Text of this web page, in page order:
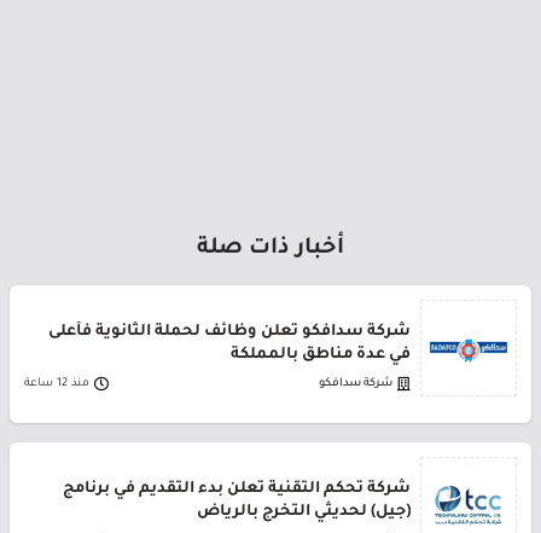
أخبار ذات صلة
شركة سدافكو تعلن وظائف لحملة الثانوية فأعلى
في عدة مناطق بالمملكة
شركة سدافكو منذ 12 ساعة
شركة تحكم التقنية تعلن بدء التقديم في برنامج
(جيل) لحديثي التخرج بالرياض